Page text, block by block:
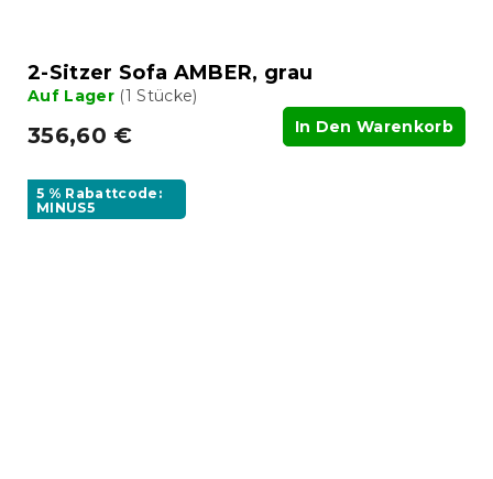
2-Sitzer Sofa AMBER, grau
Auf Lager (1 Stücke)
356,60 € In Den Warenkorb
5 % Rabattcode:
MINUS5